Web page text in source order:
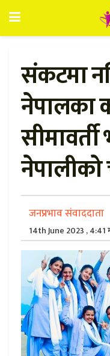
संकटमा
नेपालका
नेपालीको
जनप्रभाव संवाददाता
14th June 2023 , 4:41